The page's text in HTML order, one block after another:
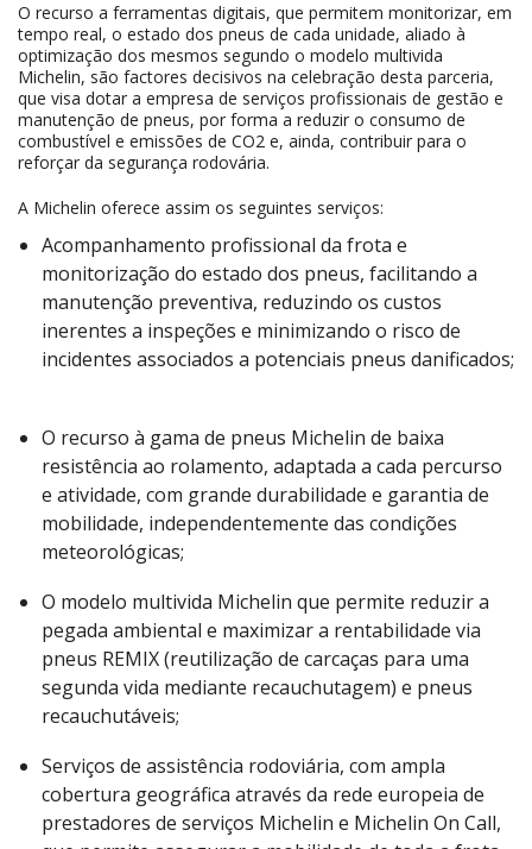
O recurso a ferramentas digitais, que permitem monitorizar, em
tempo real, o estado dos pneus de cada unidade, aliado à
optimização dos mesmos segundo o modelo multivida
Michelin, são factores decisivos na celebração desta parceria,
que visa dotar a empresa de serviços profissionais de gestão e
manutenção de pneus, por forma a reduzir o consumo de
combustível e emissões de CO2 e, ainda, contribuir para o
reforçar da segurança rodovária.
A Michelin oferece assim os seguintes serviços:
Acompanhamento profissional da frota e
monitorização do estado dos pneus, facilitando a
manutenção preventiva, reduzindo os custos
inerentes a inspeções e minimizando o risco de
incidentes associados a potenciais pneus danificados;​
O recurso à gama de pneus Michelin de baixa
resistência ao rolamento, adaptada a cada percurso
e atividade, com grande durabilidade e garantia de
mobilidade, independentemente das condições
meteorológicas; ​
O modelo multivida Michelin que permite reduzir a
pegada ambiental e maximizar a rentabilidade via
pneus REMIX (reutilização de carcaças para uma
segunda vida mediante recauchutagem) e pneus
recauchutáveis;
​Serviços de assistência rodoviária, com ampla
cobertura geográfica através da rede europeia de
prestadores de serviços Michelin e Michelin On Call,